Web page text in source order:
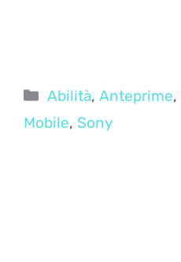
Categorie
Abilità,Anteprime,
Mobile, Sony